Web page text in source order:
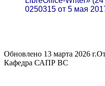
0250315 от 5 мая
Обновлено 13 марта 2026 г.
Кафедра САПР ВС